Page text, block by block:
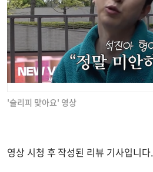
'슬리피 맞아요' 영상
영상 시청 후 작성된 리뷰 기사입니다.